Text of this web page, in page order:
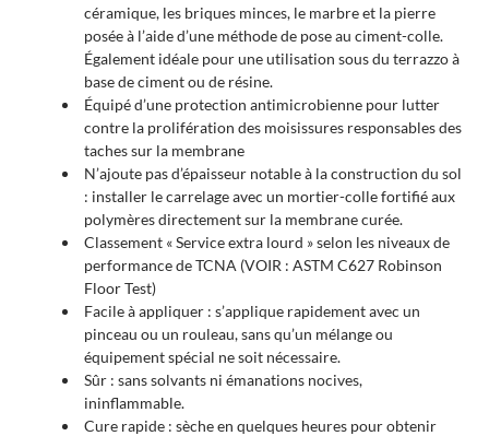
céramique, les briques minces, le marbre et la pierre
posée à l’aide d’une méthode de pose au ciment-colle.
Également idéale pour une utilisation sous du terrazzo à
base de ciment ou de résine.
Équipé d’une protection antimicrobienne pour lutter
contre la prolifération des moisissures responsables des
taches sur la membrane
N’ajoute pas d’épaisseur notable à la construction du sol
: installer le carrelage avec un mortier-colle fortifié aux
polymères directement sur la membrane curée.
Classement « Service extra lourd » selon les niveaux de
performance de TCNA (VOIR : ASTM C627 Robinson
Floor Test)
Facile à appliquer : s’applique rapidement avec un
pinceau ou un rouleau, sans qu’un mélange ou
équipement spécial ne soit nécessaire.
Sûr : sans solvants ni émanations nocives,
ininflammable.
Cure rapide : sèche en quelques heures pour obtenir